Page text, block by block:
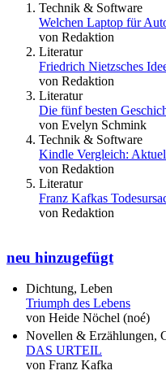
Technik & Software
Welchen Laptop für
von Redaktion
Literatur
Friedrich Nietzsches
von Redaktion
Literatur
Die fünf besten
von Evelyn Schmink
Technik & Software
Kindle Vergleich:
von Redaktion
Literatur
Franz Kafkas
von Redaktion
neu hinzugefügt
Dichtung, Leben
Triumph des Lebens
von Heide Nöchel (noé)
Novellen & Erzählungen,
DAS URTEIL
von Franz Kafka